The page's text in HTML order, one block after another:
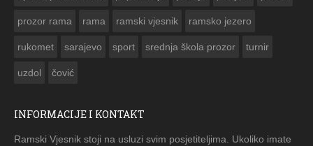
prozor rama rama ramski vjesnik ramsko jezero
rukomet sarajevo sport srednja škola prozor turnir
uzdol čović
INFORMACIJE I KONTAKT
Ramski Vjesnik stoji na usluzi svim posjetiteljima. Ukoliko imate